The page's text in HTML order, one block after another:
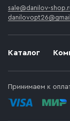
Каталог
Принимаем к
sale@danilov-